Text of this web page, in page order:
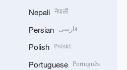
Nepali नेपाली
Persian فارسی
Polish Polski
Portuguese Português